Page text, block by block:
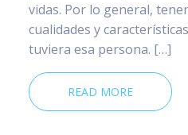
vidas. Por lo general,
cualidades y
tuviera esa persona. […]
READ MORE